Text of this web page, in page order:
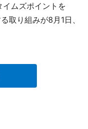
ムズポイントを
取り組みが8月1日、